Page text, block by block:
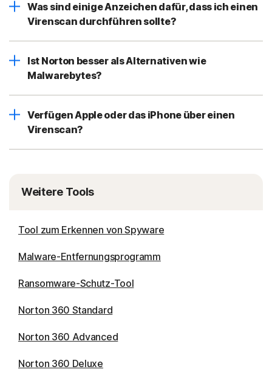
Was sind einige Anzeichen dafür, dass ich einen
Virenscan durchführen sollte?
Ist Norton besser als Alternativen wie
Malwarebytes?
Verfügen Apple oder das iPhone über einen
Virenscan?
Weitere Tools
Tool zum Erkennen von Spyware
Malware-Entfernungsprogramm
Ransomware-Schutz-Tool
Norton 360 Standard
Norton 360 Advanced
Norton 360 Deluxe